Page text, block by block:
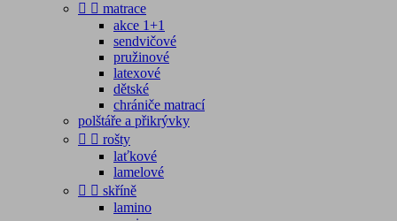
  matrace
akce 1+1
sendvičové
pružinové
latexové
dětské
chrániče matrací
polštáře a přikrývky
  rošty
laťkové
lamelové
  skříně
lamino